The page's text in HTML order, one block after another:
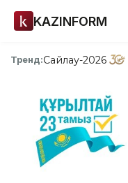
KAZINFORM
Тренд:Сайлау-2026